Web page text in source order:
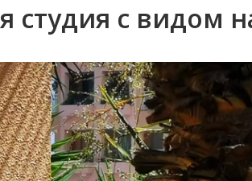
студия с видом